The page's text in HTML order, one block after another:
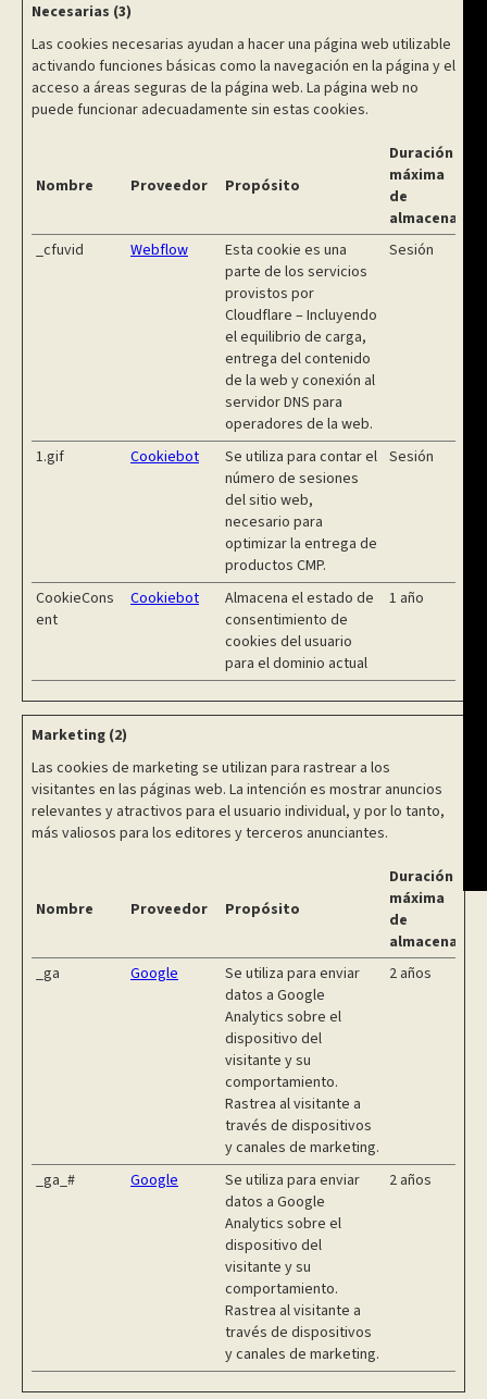
Necesarias (3)
Las cookies necesarias ayudan a hacer una página web utilizable
activando funciones básicas como la navegación en la página y el
acceso a áreas seguras de la página web. La página web no
puede funcionar adecuadamente sin estas cookies.
Nombre Proveedor Propósito
Duración
máxima
de
_cfuvid
Webflow
Esta cookie es una
parte de los servicios
provistos por
Cloudflare – Incluyendo
el equilibrio de carga,
entrega del contenido
de la web y conexión al
servidor DNS para
operadores de la web.
Sesión
1.gif Cookiebot
Se utiliza para contar el
número de sesiones
del sitio web,
necesario para
optimizar la entrega de
productos CMP.
Sesión
CookieCons
ent
Cookiebot
Almacena el estado de
consentimiento de
cookies del usuario
para el dominio actual
1 año
Marketing (2)
Las cookies de marketing se utilizan para rastrear a los
visitantes en las páginas web. La intención es mostrar anuncios
relevantes y atractivos para el usuario individual, y por lo tanto,
más valiosos para los editores y terceros anunciantes.
Nombre Proveedor Propósito
Duración
máxima
de
_ga
Google
Se utiliza para enviar
datos a Google
Analytics sobre el
dispositivo del
visitante y su
comportamiento.
Rastrea al visitante a
través de dispositivos
y canales de marketing.
2 años
_ga_# Google
Se utiliza para enviar
datos a Google
Analytics sobre el
dispositivo del
visitante y su
comportamiento.
Rastrea al visitante a
través de dispositivos
y canales de marketing.
2 años